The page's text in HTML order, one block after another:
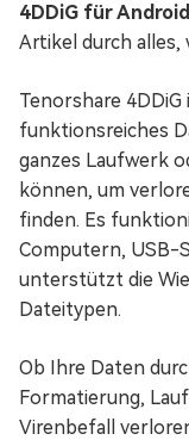
4DDiG für Android
Artikel durch alles,
Tenorshare
funktionsreiches
ganzes Laufwerk
können, um
finden. Es
Computern, USB-
unterstützt die
Dateitypen.
Ob Ihre Daten
Formatierung,
Virenbefall